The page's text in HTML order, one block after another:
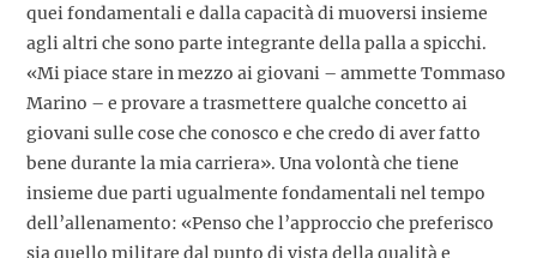
quei fondamentali e dalla capacità di muoversi insieme
agli altri che sono parte integrante della palla a spicchi.
«Mi piace stare in mezzo ai giovani – ammette Tommaso
Marino – e provare a trasmettere qualche concetto ai
giovani sulle cose che conosco e che credo di aver fatto
bene durante la mia carriera». Una volontà che tiene
insieme due parti ugualmente fondamentali nel tempo
dell’allenamento: «Penso che l’approccio che preferisco
sia quello militare dal punto di vista della qualità e